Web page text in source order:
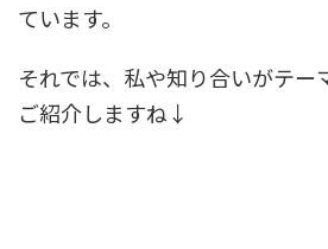
ています。
それでは、私や知り合いがテー
ご紹介しますね↓